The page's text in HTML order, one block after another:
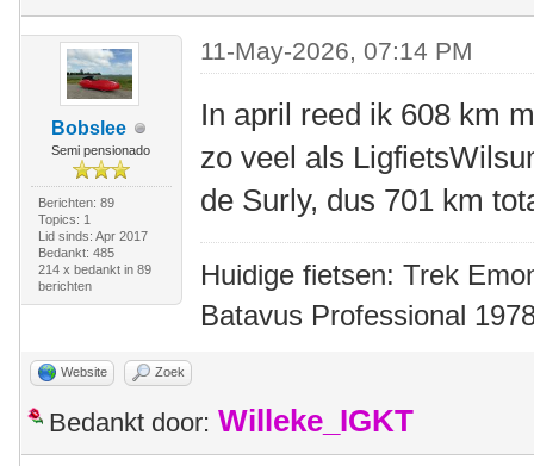
Bobslee
Semi pensionado
Berichten: 89
Topics: 1
Lid sinds: Apr 2017
Bedankt: 485
214 x bedankt in 89
berichten
11-May-2026, 07:14 PM
In april reed ik 608 km
zo veel als
de Surly, dus 701 km
Huidige fietsen: Trek
Batavus Professional
Website Zoek
Bedankt door: Willeke_IGKT